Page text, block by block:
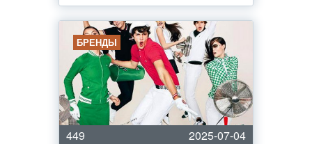
БРЕНДЫ
449
2025-07-04